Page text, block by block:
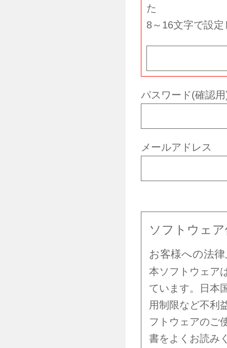
た
8～16文字で設
パスワード(確認
メールアドレス
ソフトウェ
お客様への法
本ソフトウェア
ています。日本
用制限など不利
フトウェアのご
書をよくお読み